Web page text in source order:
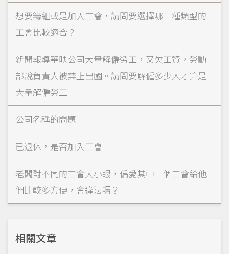
想要籌組或是加入工會，請問要選擇哪一種類型的
工會比較適合？
新聞報導華映公司大量解僱勞工，又欠工資，勞動
部說負責人被禁止出國。請問要解僱多少人才算是
大量解僱勞工
公司名稱的問題
已退休，是否加入工會
老闆對不同的工會大小眼，偏愛其中一個工會給他
們比較多方便，會違法嗎？
相關文章